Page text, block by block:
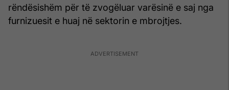
rëndësishëm për të zvogëluar varësinë e saj nga
furnizuesit e huaj në sektorin e mbrojtjes.